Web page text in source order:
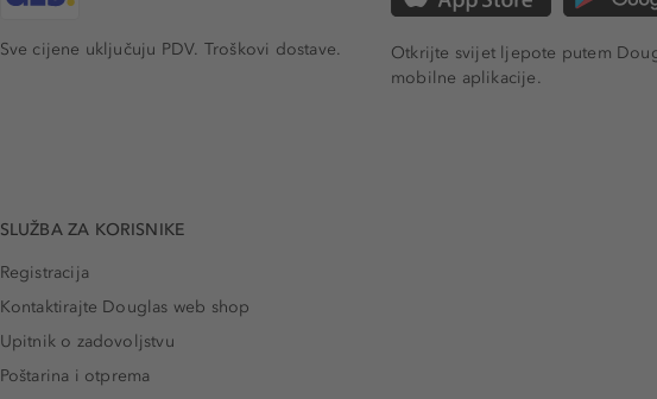
Sve cijene uključuju PDV. Troškovi dostave.
Otkrijte svijet ljepote putem
mobilne aplikacije.
SLUŽBA ZA KORISNIKE
Registracija
Kontaktirajte Douglas web shop
Upitnik o zadovoljstvu
Poštarina i otprema